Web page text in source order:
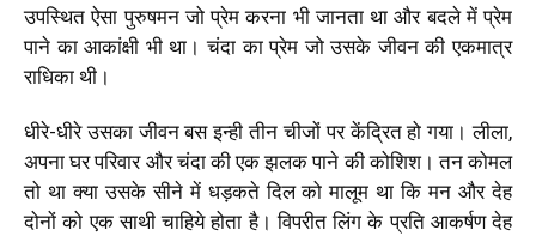
उपस्थित ऐसा पुरुषमन जो प्रेम करना भी जानता था और बदले में प्रेम
पाने का आकांक्षी भी था। चंदा का प्रेम जो उसके जीवन की एकमात्र
राधिका थी।
धीरे-धीरे उसका जीवन बस इन्ही तीन चीजों पर केंद्रित हो गया। लीला,
अपना घर परिवार और चंदा की एक झलक पाने की कोशिश। तन कोमल
तो था क्या उसके सीने में धड़कते दिल को मालूम था कि मन और देह
दोनों को एक साथी चाहिये होता है। विपरीत लिंग के प्रति आकर्षण देह